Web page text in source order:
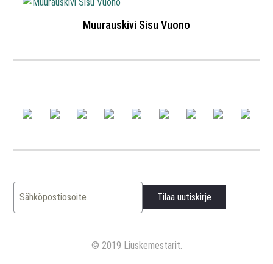
Muurauskivi Sisu Vuono
© 2019 Liuskemestarit.